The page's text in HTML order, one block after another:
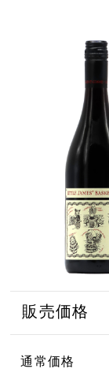
販売価格
通常価格